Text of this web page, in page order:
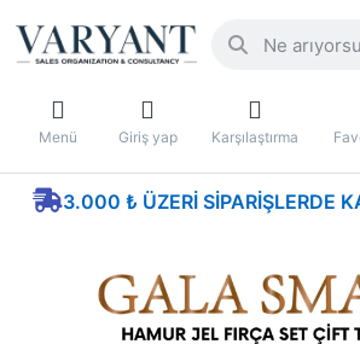
Menü Giriş yap Karşılaştırma
3.000 ₺ ÜZERI SIPARIŞLERDE